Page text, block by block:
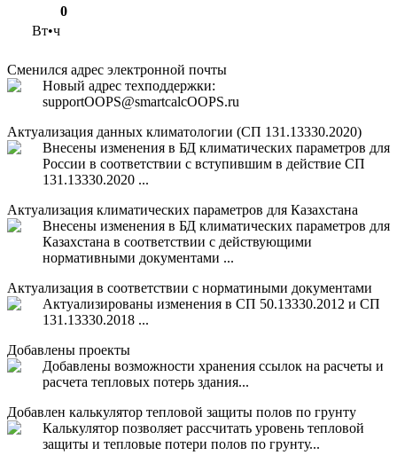
0
Вт•ч
Сменился адрес электронной почты
Новый адрес техподдержки:
supportOOPS@smartcalcOOPS.ru
Актуализация данных климатологии (СП 131.13330.2020)
Внесены изменения в БД климатических параметров для
России в соответствии с вступившим в действие СП
131.13330.2020 ...
Актуализация климатических параметров для Казахстана
Внесены изменения в БД климатических параметров для
Казахстана в соответствии с действующими
нормативными документами ...
Актуализация в соответствии с норматиными документами
Актуализированы изменения в СП 50.13330.2012 и СП
131.13330.2018 ...
Добавлены проекты
Добавлены возможности хранения ссылок на расчеты и
расчета тепловых потерь здания...
Добавлен калькулятор тепловой защиты полов по грунту
Калькулятор позволяет рассчитать уровень тепловой
защиты и тепловые потери полов по грунту...